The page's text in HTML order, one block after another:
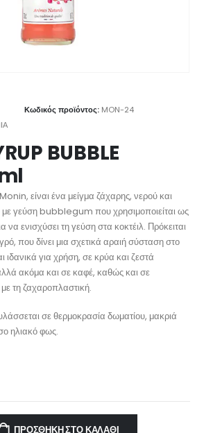
Κωδικός προϊόντος: MON-24
BUBBLE
είναι ένα μείγμα ζάχαρης, νερού και
γεύση bubblegum που χρησιμοποιείται ως
να ενισχύσει τη γεύση στα κοκτέιλ. Πρόκειται
που δίνει μια σχετικά αραιή σύσταση στο
ιδανικά για χρήση, σε κρύα και ζεστά
ακόμα και σε καφέ, καθώς και σε
με τη ζαχαροπλαστική.
σε θερμοκρασία δωματίου, μακριά
ηλιακό φως.
ΠΡΟΣΘΉΚΗ ΣΤΟ ΚΑΛΆΘΙ